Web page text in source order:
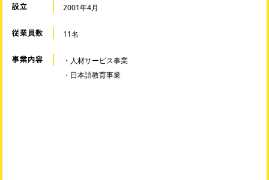
設立 2001年4月
従業員数 11名
事業内容
・人材サービス事業
・日本語教育事業